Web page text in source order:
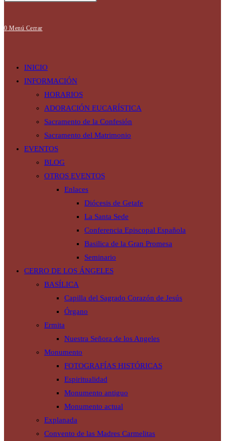
0 Menú Cerrar
INICIO
INFORMACIÓN
HORARIOS
ADORACIÓN EUCARÍSTICA
Sacramento de la Confesión
Sacramento del Matrimonio
EVENTOS
BLOG
OTROS EVENTOS
Enlaces
Diócesis de Getafe
La Santa Sede
Conferencia Episcopal Española
Basilica de la Gran Promesa
Seminario
CERRO DE LOS ÁNGELES
BASÍLICA
Capilla del Sagrado Corazón de Jesús
Órgano
Ermita
Nuestra Señora de los Angeles
Monumento
FOTOGRAFÍAS HISTÓRICAS
Espiritualidad
Monumento antiguo
Monumento actual
Explanada
Convento de las Madres Carmelitas